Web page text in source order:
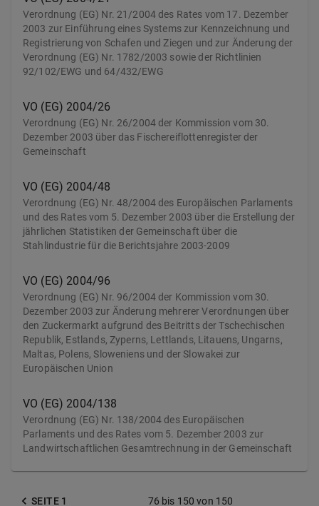
Verordnung (EG) Nr. 21/2004 des Rates vom 17. Dezember
2003 zur Einführung eines Systems zur Kennzeichnung und
Registrierung von Schafen und Ziegen und zur Änderung der
Verordnung (EG) Nr. 1782/2003 sowie der Richtlinien
92/102/EWG und 64/432/EWG
VO (EG) 2004/26
Verordnung (EG) Nr. 26/2004 der Kommission vom 30.
Dezember 2003 über das Fischereiflottenregister der
Gemeinschaft
VO (EG) 2004/48
Verordnung (EG) Nr. 48/2004 des Europäischen Parlaments
und des Rates vom 5. Dezember 2003 über die Erstellung der
jährlichen Statistiken der Gemeinschaft über die
Stahlindustrie für die Berichtsjahre 2003-2009
VO (EG) 2004/96
Verordnung (EG) Nr. 96/2004 der Kommission vom 30.
Dezember 2003 zur Änderung mehrerer Verordnungen über
den Zuckermarkt aufgrund des Beitritts der Tschechischen
Republik, Estlands, Zyperns, Lettlands, Litauens, Ungarns,
Maltas, Polens, Sloweniens und der Slowakei zur
Europäischen Union
VO (EG) 2004/138
Verordnung (EG) Nr. 138/2004 des Europäischen
Parlaments und des Rates vom 5. Dezember 2003 zur
Landwirtschaftlichen Gesamtrechnung in der Gemeinschaft
SEITE 1 76 bis 150 von 150